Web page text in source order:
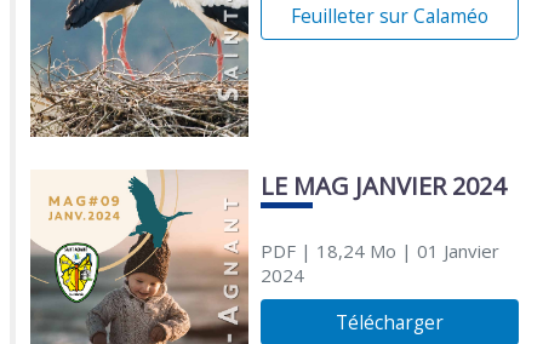
Feuilleter sur Calaméo
LE MAG JANVIER 2024
PDF| 18,24 Mo | 01 Janvier
2024
Télécharger